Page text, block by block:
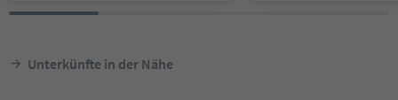
Unterkünfte in der Nähe